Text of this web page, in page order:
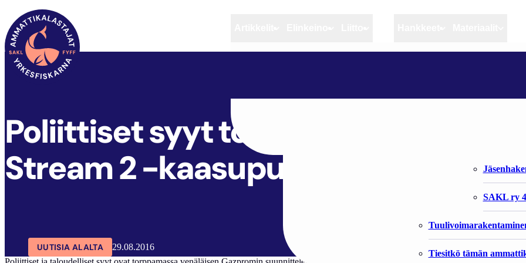
Artikkelit Elinkeino
Rannikko ja
Elinkeinokalatalouden
Kalat ja kalatalous
Vahinkoeläimet
Tiesitkö tämän
Liitto
Liiton
SAKL ry
SAKL ARTIKKELIT
Poliittiset syyt torppaamassa Nord
Stream 2 -kaasuputken
UUTISIA ALALTA
29.08.2016